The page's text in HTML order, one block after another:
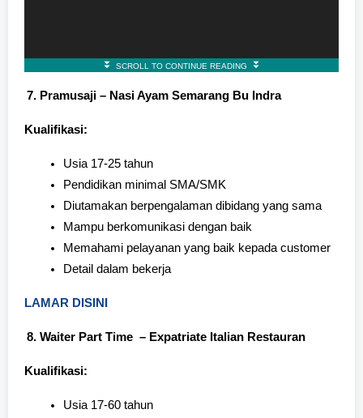
Pramusaji – Nasi Ayam Semarang Bu Indra
Kualifikasi:
Usia 17-25 tahun
Pendidikan minimal SMA/SMK
Diutamakan berpengalaman dibidang yang sama
Mampu berkomunikasi dengan baik
Memahami pelayanan yang baik kepada customer
Detail dalam bekerja
LAMAR DISINI
Waiter Part Time – Expatriate Italian Restauran
Kualifikasi:
Usia 17-60 tahun